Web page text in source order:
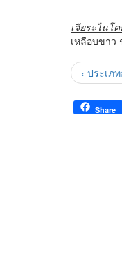
เจียระไนโ
เหลือบขาว
‹ ประเ
Share